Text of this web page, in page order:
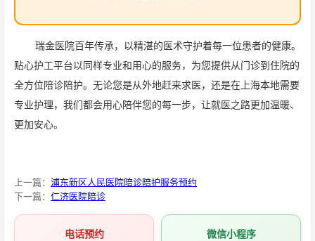
瑞金医院百年传承，以精湛的医术守护着每一位患者的健康。
贴心护工平台以同样专业和用心的服务，为您提供从门诊到住院的
全方位陪诊陪护。无论您是从外地赶来求医，还是在上海本地需要
专业护理，我们都会用心陪伴您的每一步，让就医之路更加温暖、
更加安心。
上一篇： 浦东新区人民医院陪诊陪护服务预约
下一篇： 仁济医院陪诊
电话预约 微信小程序